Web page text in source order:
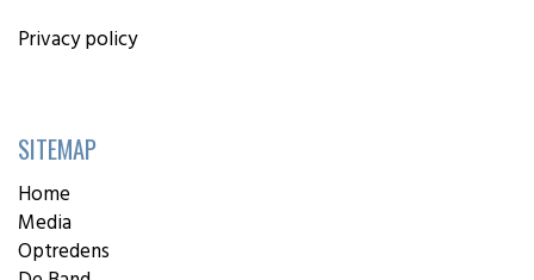
Privacy policy
SITEMAP
Home
Media
Optredens